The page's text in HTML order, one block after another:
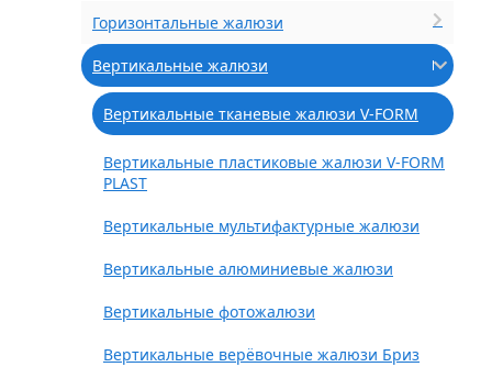
Горизонтальные жалюзи
Вертикальные жалюзи
Вертикальные тканевые жалюзи V-FORM
Вертикальные пластиковые жалюзи V-FORM
PLAST
Вертикальные мультифактурные жалюзи
Вертикальные алюминиевые жалюзи
Вертикальные фотожалюзи
Вертикальные верёвочные жалюзи Бриз